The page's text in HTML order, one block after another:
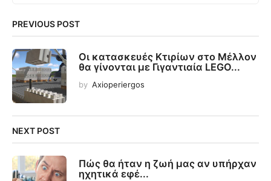
PREVIOUS POST
Οι κατασκευές Κτιρίων στο Μέλλον
θα γίνονται με Γιγαντιαία LEGO...
by Axioperiergos
NEXT POST
Πώς θα ήταν η ζωή μας αν υπήρχαν
ηχητικά εφέ...